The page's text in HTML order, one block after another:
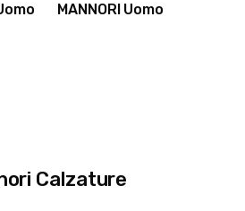
MANNORI Uomo
Calzature